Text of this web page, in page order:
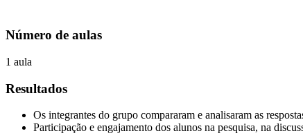
Número de aulas
1 aula
Resultados
Os integrantes do grupo compararam e analisaram as
Participação e engajamento dos alunos na pesquisa, na